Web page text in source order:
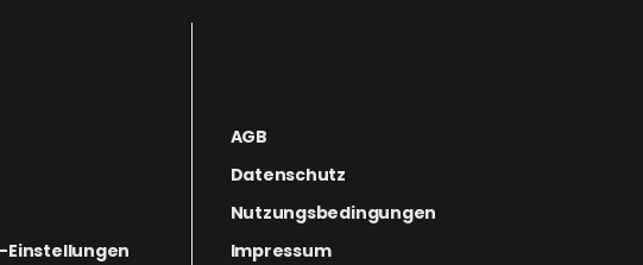
AGB
Datenschutz
Nutzungsbedingungen
Impressum